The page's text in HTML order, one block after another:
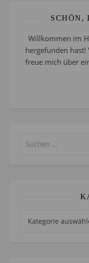
SCHÖN,
Willkommen im
hergefunden hast!
freue mich über